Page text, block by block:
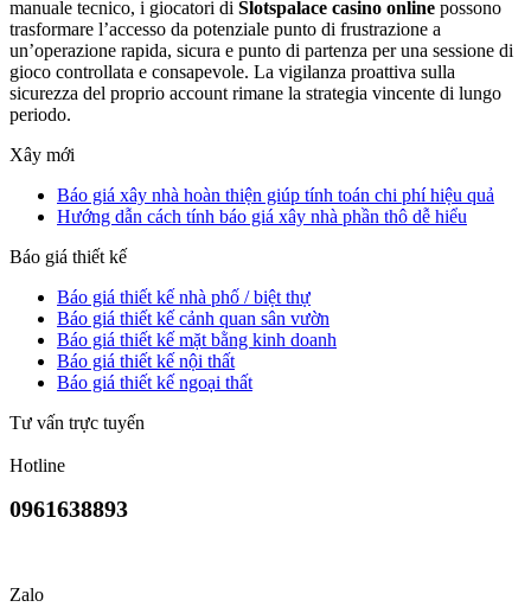
manuale tecnico, i giocatori di Slotspalace casino online possono
trasformare l’accesso da potenziale punto di frustrazione a
un’operazione rapida, sicura e punto di partenza per una sessione di
gioco controllata e consapevole. La vigilanza proattiva sulla
sicurezza del proprio account rimane la strategia vincente di lungo
periodo.
Xây mới
Báo giá xây nhà hoàn thiện giúp tính toán chi phí hiệu quả
Hướng dẫn cách tính báo giá xây nhà phần thô dễ hiểu
Báo giá thiết kế
Báo giá thiết kế nhà phố / biệt thự
Báo giá thiết kế cảnh quan sân vườn
Báo giá thiết kế mặt bằng kinh doanh
Báo giá thiết kế nội thất
Báo giá thiết kế ngoại thất
Tư vấn trực tuyến
Hotline
0961638893
Zalo